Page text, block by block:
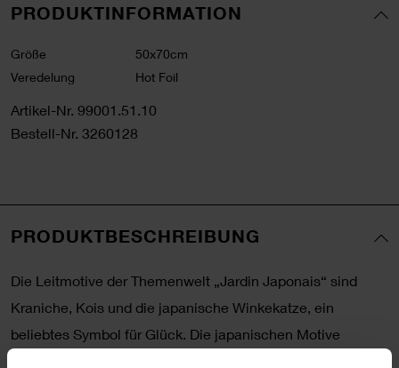
PRODUKTINFORMATION
Größe
50x70cm
Veredelung
Hot Foil
Artikel-Nr. 99001.51.10
Bestell-Nr. 3260128
PRODUKTBESCHREIBUNG
Die Leitmotive der Themenwelt „Jardin Japonais“ sind
Kraniche, Kois und die japanische Winkekatze, ein
beliebtes Symbol für Glück. Die japanischen Motive